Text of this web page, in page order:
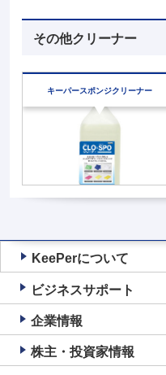
その他クリーナー
キーパースポンジクリーナー
KeePerについて
ビジネスサポート
企業情報
株主・投資家情報